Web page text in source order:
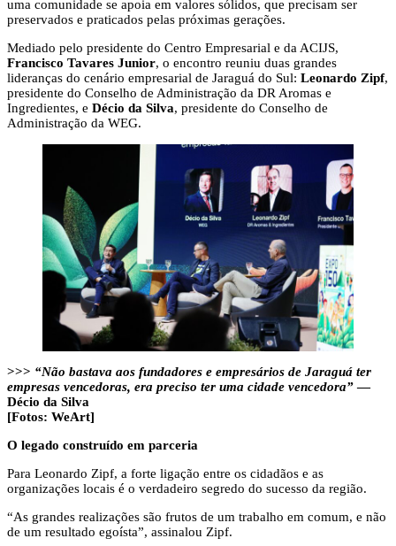
uma comunidade se apoia em valores sólidos, que precisam ser
preservados e praticados pelas próximas gerações.
Mediado pelo presidente do Centro Empresarial e da ACIJS,
Francisco Tavares Junior, o encontro reuniu duas grandes
lideranças do cenário empresarial de Jaraguá do Sul: Leonardo Zipf,
presidente do Conselho de Administração da DR Aromas e
Ingredientes, e Décio da Silva, presidente do Conselho de
Administração da WEG.
>>> “Não bastava aos fundadores e empresários de Jaraguá ter
empresas vencedoras, era preciso ter uma cidade vencedora”—
Décio da Silva
[Fotos: WeArt]
O legado construído em parceria
Para Leonardo Zipf, a forte ligação entre os cidadãos e as
organizações locais é o verdadeiro segredo do sucesso da região.
“As grandes realizações são frutos de um trabalho em comum, e não
de um resultado egoísta”, assinalou Zipf.